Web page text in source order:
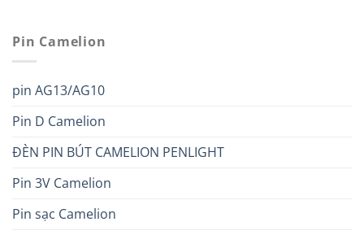
Pin Camelion
pin AG13/AG10
Pin D Camelion
ĐÈN PIN BÚT CAMELION PENLIGHT
Pin 3V Camelion
Pin sạc Camelion